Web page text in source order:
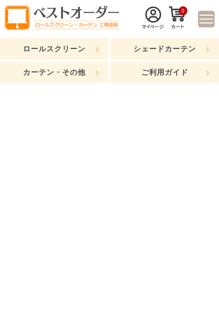
0
ロールスクリーン シェードカーテン
カーテン・その他 ご利用ガイド